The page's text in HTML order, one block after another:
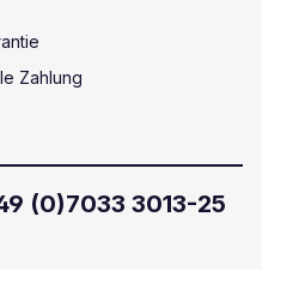
Zahlung
(0)7033 3013-25